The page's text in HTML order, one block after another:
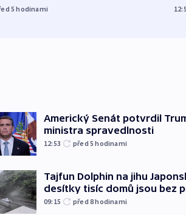
5hodinami
Americký Senát potvrdil
ministra spravedlnosti
12:53 před 5hodinami
Tajfun Dolphin na jihu
desítky tisíc domů jsou bez
09:15 před 8hodinami